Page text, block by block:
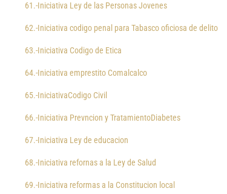
61.-Iniciativa Ley de las Personas Jovenes
62.-Iniciativa codigo penal para Tabasco oficiosa de delito
63.-Iniciativa Codigo de Etica
64.-Iniciativa emprestito Comalcalco
65.-IniciativaCodigo Civil
66.-Iniciativa Prevncion y TratamientoDiabetes
67.-Iniciativa Ley de educacion
68.-Iniciativa refornas a la Ley de Salud
69.-Iniciativa reformas a la Constitucion local